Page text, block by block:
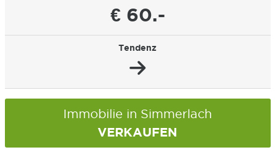
€ 60.-
Tendenz
Immobilie in Simmerlach
VERKAUFEN